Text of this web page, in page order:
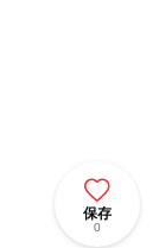
保存
0